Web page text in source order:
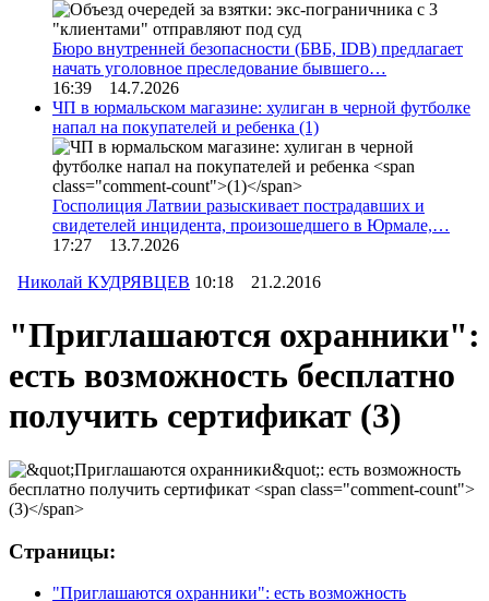
Бюро внутренней безопасности (БВБ, IDB) предлагает
начать уголовное преследование бывшего…
16:39 14.7.2026
ЧП в юрмальском магазине: хулиган в черной футболке
напал на покупателей и ребенка (1)
Госполиция Латвии разыскивает пострадавших и
свидетелей инцидента, произошедшего в Юрмале,…
17:27 13.7.2026
Николай КУДРЯВЦЕВ 10:18 21.2.2016
"Приглашаются охранники":
есть возможность бесплатно
получить сертификат (3)
Страницы:
"Приглашаются охранники": есть возможность